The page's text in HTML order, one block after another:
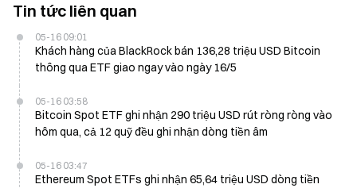
Tin tức liên quan
05-16 09:01
Khách hàng của BlackRock bán 136,28 triệu USD Bitcoin
thông qua ETF giao ngay vào ngày 16/5
05-16 03:58
Bitcoin Spot ETF ghi nhận 290 triệu USD rút ròng ròng vào
hôm qua, cả 12 quỹ đều ghi nhận dòng tiền âm
05-16 03:47
Ethereum Spot ETFs ghi nhận 65,64 triệu USD dòng tiền